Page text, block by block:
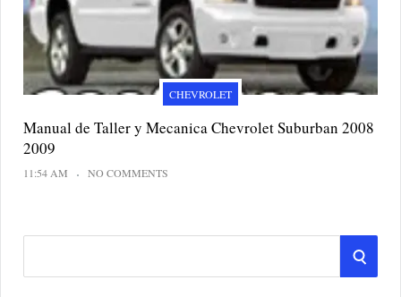
CHEVROLET
Manual de Taller y Mecanica Chevrolet Suburban 2008
2009
11:54 AM NO COMMENTS
S